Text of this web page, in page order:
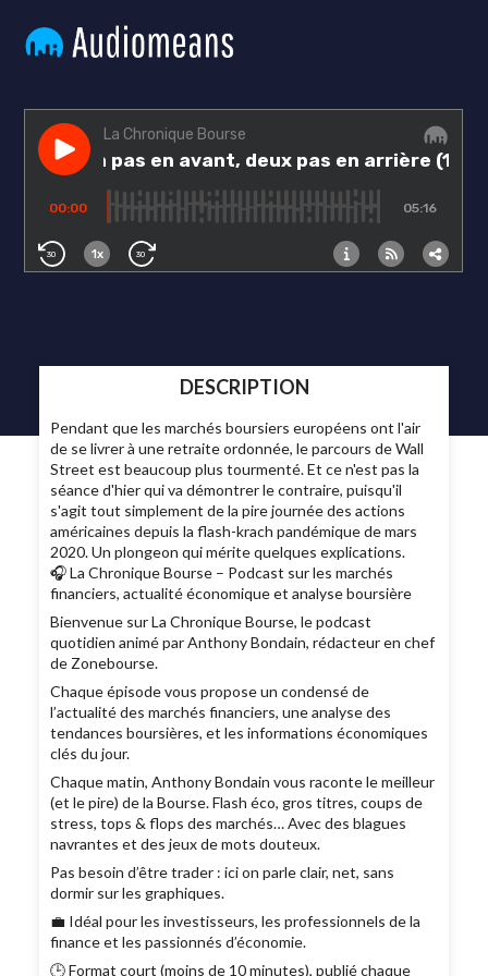
DESCRIPTION
Pendant que les marchés boursiers européens ont l'air
de se livrer à une retraite ordonnée, le parcours de Wall
Street est beaucoup plus tourmenté. Et ce n'est pas la
séance d'hier qui va démontrer le contraire, puisqu'il
s'agit tout simplement de la pire journée des actions
américaines depuis la flash-krach pandémique de mars
2020. Un plongeon qui mérite quelques explications.
🎧 La Chronique Bourse – Podcast sur les marchés
financiers, actualité économique et analyse boursière
Bienvenue sur La Chronique Bourse, le podcast
quotidien animé par Anthony Bondain, rédacteur en chef
de Zonebourse.
Chaque épisode vous propose un condensé de
l’actualité des marchés financiers, une analyse des
tendances boursières, et les informations économiques
clés du jour.
Chaque matin, Anthony Bondain vous raconte le meilleur
(et le pire) de la Bourse. Flash éco, gros titres, coups de
stress, tops & flops des marchés… Avec des blagues
navrantes et des jeux de mots douteux.
Pas besoin d’être trader : ici on parle clair, net, sans
dormir sur les graphiques.
💼 Idéal pour les investisseurs, les professionnels de la
finance et les passionnés d’économie.
🕒 Format court (moins de 10 minutes), publié chaque